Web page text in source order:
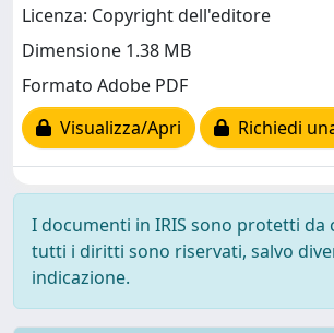
Licenza: Copyright dell'editore
Dimensione 1.38 MB
Formato Adobe PDF
Visualizza/Apri
Richiedi
I documenti in IRIS sono protetti da
tutti i diritti sono riservati, salvo
indicazione.